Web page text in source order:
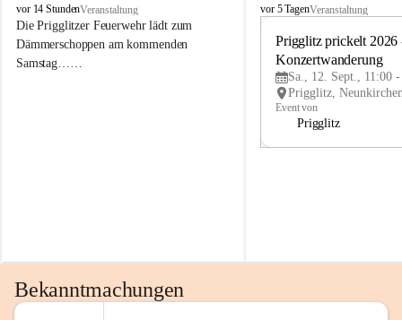
P
r
i
g
vor 14 StundenVeranstaltung
Die Prigglitzer Feuerwehr lädt zum
Dämmerschoppen am kommenden
Samstag……
P
vor 5 TagenVeranstaltung
Prigglitz prickelt 2026
Konzertwanderung
Sa., 12. Sept., 11:00
Event von
Prigglitz
Bekanntmachungen